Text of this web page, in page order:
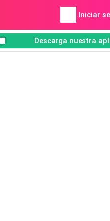
Iniciar
Descarga nuestra